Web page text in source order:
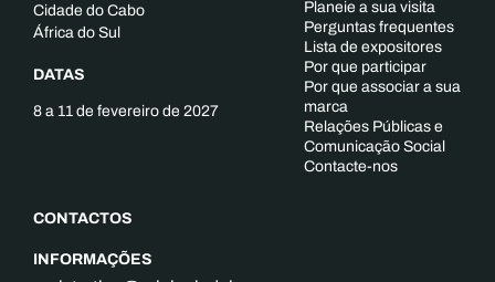
Cidade do Cabo
África do Sul
DATAS
8 a 11 de fevereiro de 2027
CONTACTOS
INFORMAÇÕES
Planeie a sua visita
Perguntas frequentes
Lista de expositores
Por que participar
Por que associar a sua
marca
Relações Públicas e
Comunicação Social
Contacte-nos